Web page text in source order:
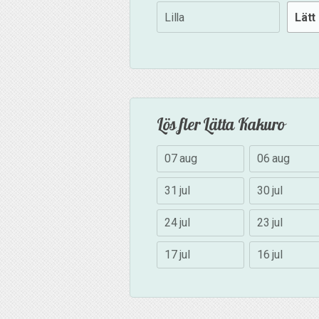
Lilla Lätt
Lös fler Lätta Kakuro
07 aug 06 aug
31 jul 30 jul
24 jul 23 jul
17 jul 16 jul